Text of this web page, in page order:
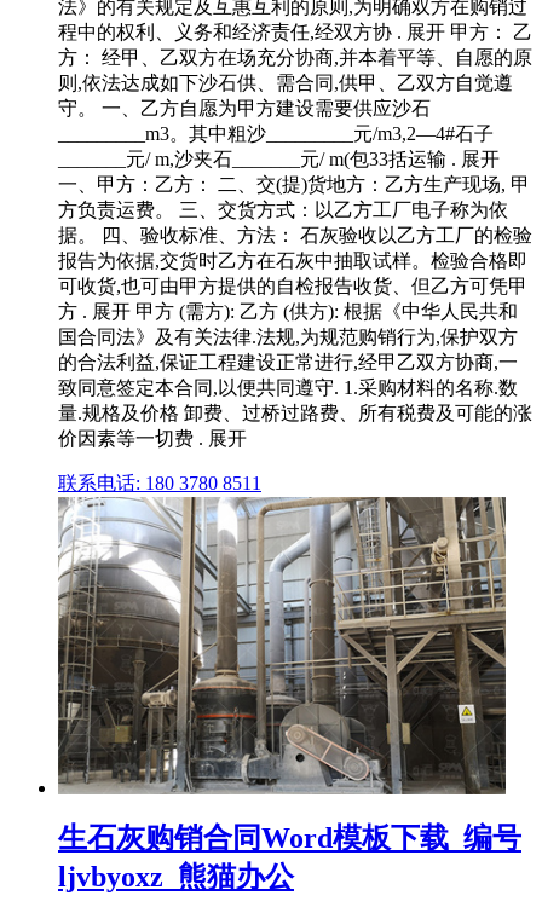
法》的有关规定及互惠互利的原则,为明确双方在购销过
程中的权利、义务和经济责任,经双方协 . 展开 甲方： 乙
方： 经甲、乙双方在场充分协商,并本着平等、自愿的原
则,依法达成如下沙石供、需合同,供甲、乙双方自觉遵
守。 一、乙方自愿为甲方建设需要供应沙石
_________m3。其中粗沙_________元/m3,2—4#石子
_______元/ m,沙夹石_______元/ m(包33括运输 . 展开
一、甲方：乙方： 二、交(提)货地方：乙方生产现场, 甲
方负责运费。 三、交货方式：以乙方工厂电子称为依
据。 四、验收标准、方法： 石灰验收以乙方工厂的检验
报告为依据,交货时乙方在石灰中抽取试样。检验合格即
可收货,也可由甲方提供的自检报告收货、但乙方可凭甲
方 . 展开 甲方 (需方): 乙方 (供方): 根据《中华人民共和
国合同法》及有关法律.法规,为规范购销行为,保护双方
的合法利益,保证工程建设正常进行,经甲乙双方协商,一
致同意签定本合同,以便共同遵守. 1.采购材料的名称.数
量.规格及价格 卸费、过桥过路费、所有税费及可能的涨
价因素等一切费 . 展开
联系电话: 180 3780 8511
生石灰购销合同Word模板下载_编号
ljvbyoxz_熊猫办公